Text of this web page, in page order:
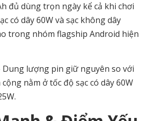
đủ dùng trọn ngày kể cả khi chơi
có dây 60W và sạc không dây
trong nhóm flagship Android hiện
Dung lượng pin giữ nguyên so với
nằm ở tốc độ sạc có dây 60W